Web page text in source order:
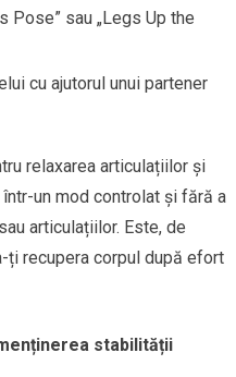
Pose” sau „Legs Up the
cu ajutorul unui partener
relaxarea articulațiilor și
un mod controlat și fără a
articulațiilor. Este, de
ți recupera corpul după efort
stabilității